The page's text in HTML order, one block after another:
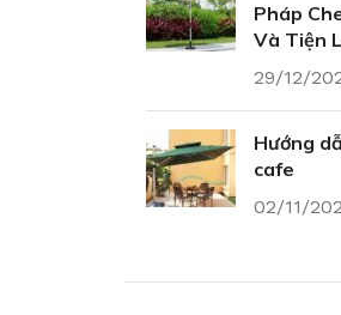
Pháp
Và Tiện
29/12/
Hướng
cafe
02/11/